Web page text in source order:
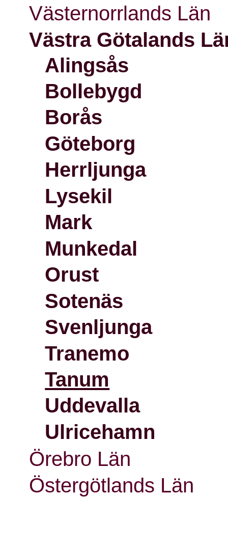
Västernorrlands Län
Västra Götalands
Alingsås
Bollebygd
Borås
Göteborg
Herrljunga
Lysekil
Mark
Munkedal
Orust
Sotenäs
Svenljunga
Tranemo
Tanum
Uddevalla
Ulricehamn
Örebro Län
Östergötlands Län